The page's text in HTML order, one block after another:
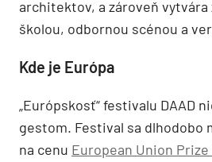
architektov, a zároveň vytvára
školou, odbornou scénou a
Kde je Európa
„Európskosť“ festivalu DAAD
gestom. Festival sa dlhodobo
na cenu European Union